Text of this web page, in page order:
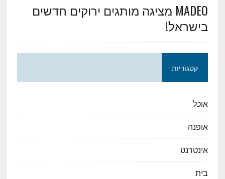
MADEO מציגה מותגים ירוקים חדשים
בישראל!
קטגוריות
אוכל
אופנה
אינטרנט
בית